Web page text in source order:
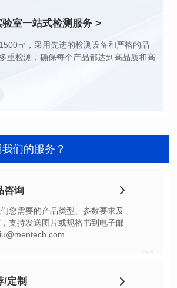
验室一站式检测服务 >
们的服务？
咨询
/定制